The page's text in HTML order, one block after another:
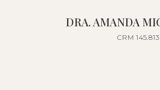
DRA. AMANDA
CRM 145.813